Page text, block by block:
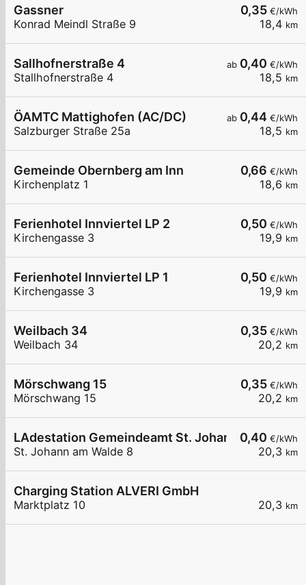
0,35 €/kWh
18,4 km
Gassner
Konrad Meindl Straße 9
ab 0,40 €/kWh
18,5 km
Sallhofnerstraße 4
Stallhofnerstraße 4
ab 0,44 €/kWh
18,5 km
ÖAMTC Mattighofen (AC/DC)
Salzburger Straße 25a
0,66 €/kWh
18,6 km
Gemeinde Obernberg am Inn
Kirchenplatz 1
0,50 €/kWh
19,9 km
Ferienhotel Innviertel LP 2
Kirchengasse 3
0,50 €/kWh
19,9 km
Ferienhotel Innviertel LP 1
Kirchengasse 3
0,35 €/kWh
20,2 km
Weilbach 34
Weilbach 34
0,35 €/kWh
20,2 km
Mörschwang 15
Mörschwang 15
0,40 €/kWh
20,3 km
LAdestation Gemeindeamt St. Johann am Walde
St. Johann am Walde 8
20,3 km
Charging Station ALVERI GmbH
Marktplatz 10